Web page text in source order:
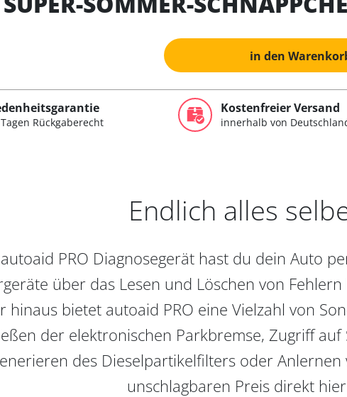
in den
Rückgaberecht
Kostenfreier Versand
innerhalb von
Endlich alles
PRO Diagnosegerät hast du dein Auto
über das Lesen und Löschen von
hinaus bietet autoaid PRO eine Vielzahl von
der elektronischen Parkbremse, Zugriff
des Dieselpartikelfilters oder
unschlagbaren Preis direkt